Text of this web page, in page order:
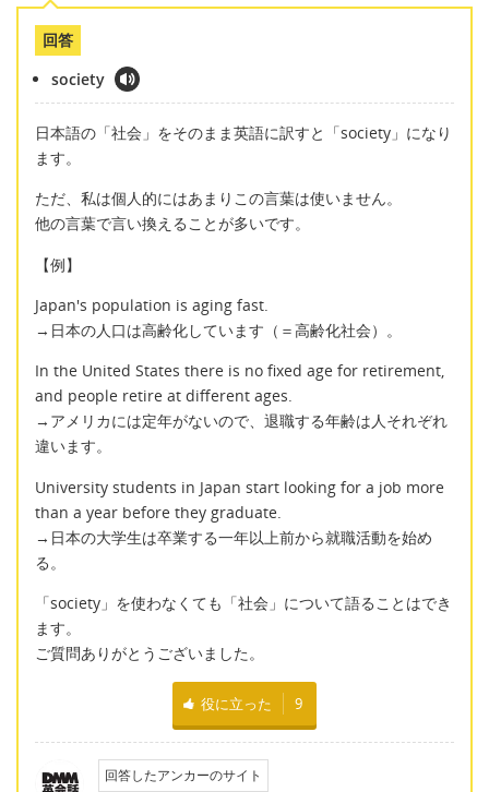
回答
society
日本語の「社会」をそのまま英語に訳すと「society」になり
ます。
ただ、私は個人的にはあまりこの言葉は使いません。
他の言葉で言い換えることが多いです。
【例】
Japan's population is aging fast.
→日本の人口は高齢化しています（＝高齢化社会）。
In the United States there is no fixed age for retirement,
and people retire at different ages.
→アメリカには定年がないので、退職する年齢は人それぞれ
違います。
University students in Japan start looking for a job more
than a year before they graduate.
→日本の大学生は卒業する一年以上前から就職活動を始め
る。
「society」を使わなくても「社会」について語ることはでき
ます。
ご質問ありがとうございました。
役に立った 9
回答したアンカーのサイト